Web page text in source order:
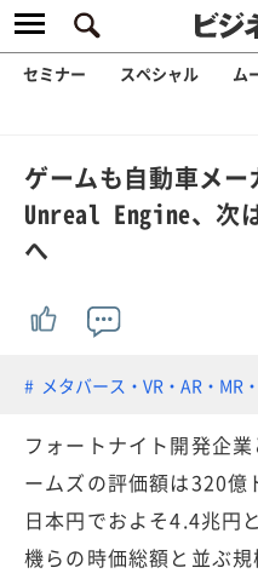
セミナー スペシャル ム
ゲームも自動車メー
Unreal Engine、次
へ
メタバース・VR・AR・MR
フォートナイト開発企
ームズの評価額は320億
日本円でおよそ4.4兆円
機らの時価総額と並ぶ